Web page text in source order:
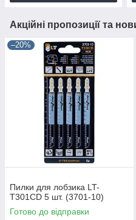
Акційні пропозиції та
–20%
Пилки для лобзика LT-
T301CD 5 шт. (3701-10)
Готово до відправки